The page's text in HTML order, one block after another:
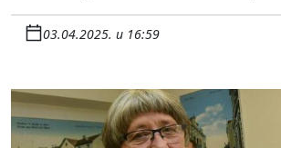
03.04.2025. u 16:59